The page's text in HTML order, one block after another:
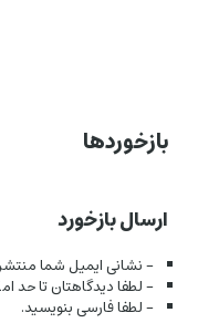
بازخوردها
ارسال بازخورد
- نشانی ایمیل شما
- لطفا دیدگاهتان تا حد
- لطفا فارسی بنویسید.